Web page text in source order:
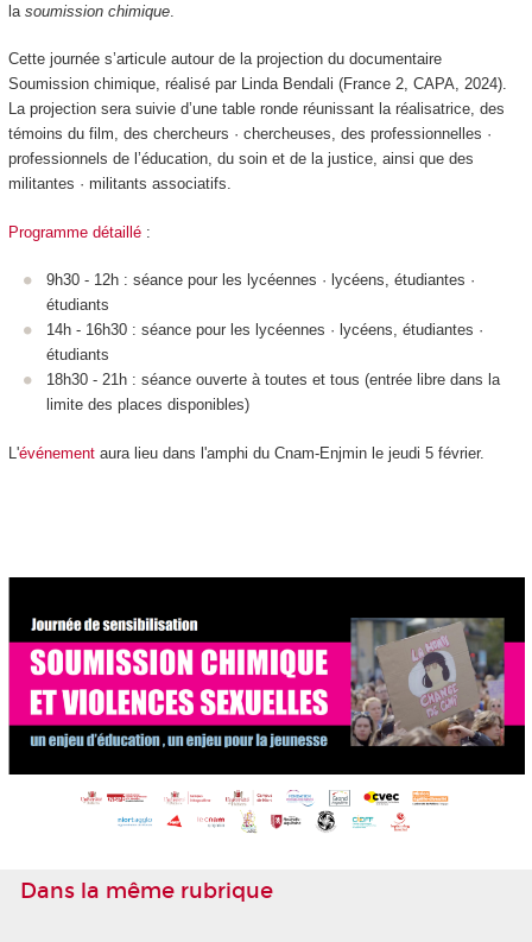
la soumission chimique.
Cette journée s’articule autour de la projection du documentaire
Soumission chimique, réalisé par Linda Bendali (France 2, CAPA, 2024).
La projection sera suivie d’une table ronde réunissant la réalisatrice, des
témoins du film, des chercheurs · chercheuses, des professionnelles ·
professionnels de l’éducation, du soin et de la justice, ainsi que des
militantes · militants associatifs.
Programme détaillé:
9h30 - 12h : séance pour les lycéennes · lycéens, étudiantes ·
étudiants
14h - 16h30 : séance pour les lycéennes · lycéens, étudiantes ·
étudiants
18h30 - 21h : séance ouverte à toutes et tous (entrée libre dans la
limite des places disponibles)
L'événementaura lieu dans l'amphi du Cnam-Enjmin le jeudi 5 février.
Dans la même rubrique